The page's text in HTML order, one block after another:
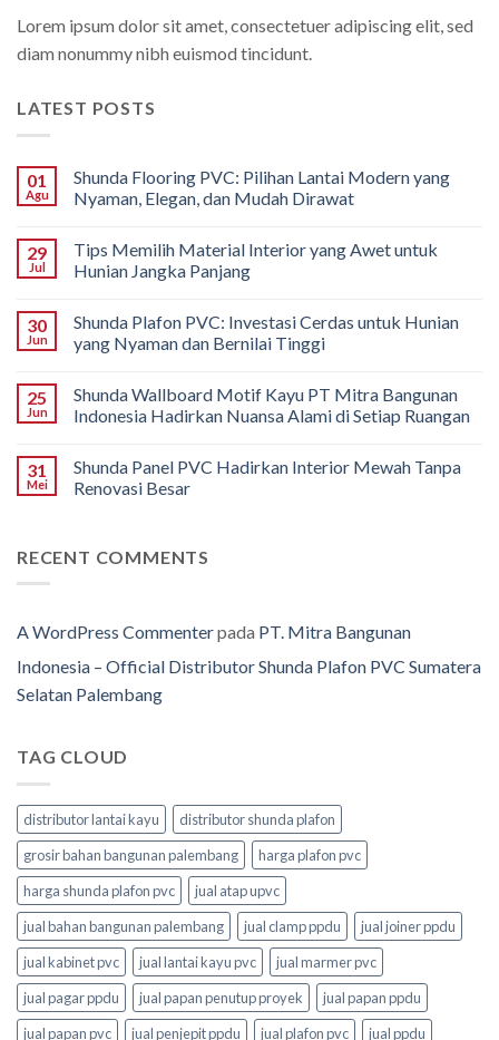
Lorem ipsum dolor sit amet, consectetuer adipiscing elit, sed
diam nonummy nibh euismod tincidunt.
LATEST POSTS
01
Agu
Shunda Flooring PVC: Pilihan Lantai Modern yang
Nyaman, Elegan, dan Mudah Dirawat
29
Jul
Tips Memilih Material Interior yang Awet untuk
Hunian Jangka Panjang
30
Jun
Shunda Plafon PVC: Investasi Cerdas untuk Hunian
yang Nyaman dan Bernilai Tinggi
25
Jun
Shunda Wallboard Motif Kayu PT Mitra Bangunan
Indonesia Hadirkan Nuansa Alami di Setiap Ruangan
31
Mei
Shunda Panel PVC Hadirkan Interior Mewah Tanpa
Renovasi Besar
RECENT COMMENTS
A WordPress Commenterpada PT. Mitra Bangunan
Indonesia – Official Distributor Shunda Plafon PVC Sumatera
Selatan Palembang
TAG CLOUD
distributor lantai kayu
distributor shunda plafon
grosir bahan bangunan palembang
harga plafon pvc
harga shunda plafon pvc
jual atap upvc
jual bahan bangunan palembang
jual clamp ppdu
jual joiner ppdu
jual kabinet pvc
jual lantai kayu pvc
jual marmer pvc
jual pagar ppdu
jual papan penutup proyek
jual papan ppdu
jual papan pvc
jual penjepit ppdu jual plafon pvc jual ppdu